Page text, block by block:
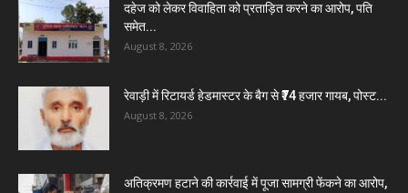
दहेज को लेकर विवाहिता को प्रताड़ित करने का आरोप, पति
समेत...
August 8, 2026
रेवाड़ी में रिटायर्ड हेडमास्टर के बैग से ₹74 हजार गायब, पोस्ट...
August 8, 2026
अतिक्रमण हटाने की कार्रवाई में पूजा सामग्री फेंकने का आरोप,